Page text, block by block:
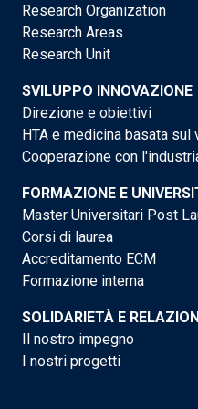
Research Organization
Research Areas
Research Unit
SVILUPPO INNOVAZIONE
Direzione e obiettivi
HTA e medicina basata sul
Cooperazione con
FORMAZIONE E
Master Universitari Post
Corsi di laurea
Accreditamento ECM
Formazione interna
SOLIDARIETÀ E
Il nostro impegno
I nostri progetti